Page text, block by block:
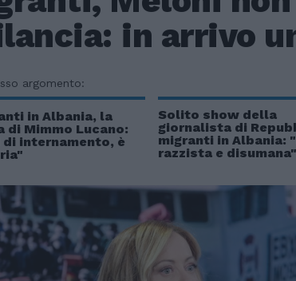
in arrivo
argomento:
in Albania, la
di Mimmo Lucano:
di internamento, è
Solito show della
giornalista di
migranti in Albania:
razzista e disumana"